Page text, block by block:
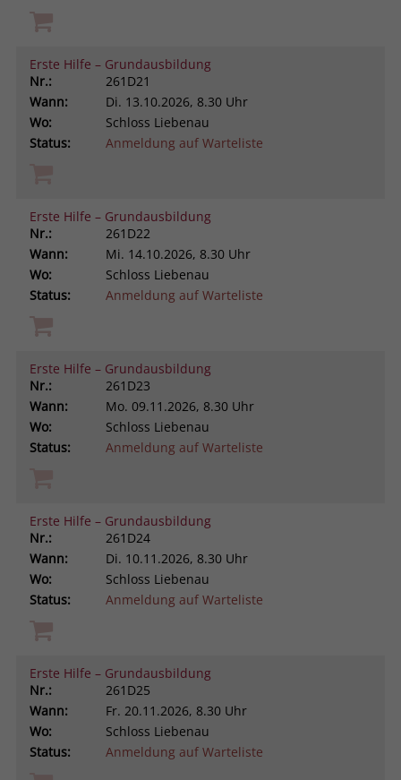
Erste Hilfe – Grundausbildung
Nr.:
261D21
Wann:
Di. 13.10.2026, 8.30 Uhr
Wo:
Schloss Liebenau
Status:
Anmeldung auf Warteliste
Erste Hilfe – Grundausbildung
Nr.:
261D22
Wann:
Mi. 14.10.2026, 8.30 Uhr
Wo:
Schloss Liebenau
Status:
Anmeldung auf Warteliste
Erste Hilfe – Grundausbildung
Nr.:
261D23
Wann:
Mo. 09.11.2026, 8.30 Uhr
Wo:
Schloss Liebenau
Status:
Anmeldung auf Warteliste
Erste Hilfe – Grundausbildung
Nr.:
261D24
Wann:
Di. 10.11.2026, 8.30 Uhr
Wo:
Schloss Liebenau
Status:
Anmeldung auf Warteliste
Erste Hilfe – Grundausbildung
Nr.:
261D25
Wann:
Fr. 20.11.2026, 8.30 Uhr
Wo:
Schloss Liebenau
Status:
Anmeldung auf Warteliste